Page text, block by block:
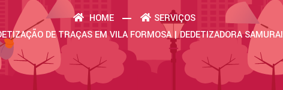
HOME
SERVIÇOS
DE TRAÇAS EM VILA FORMOSA | DEDETIZADORA SAMURAI